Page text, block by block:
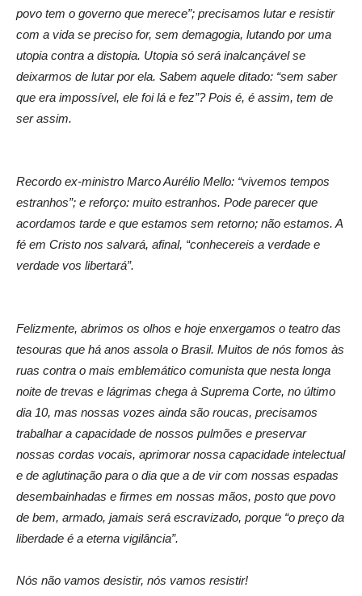
povo tem o governo que merece”; precisamos lutar e resistir
com a vida se preciso for, sem demagogia, lutando por uma
utopia contra a distopia. Utopia só será inalcançável se
deixarmos de lutar por ela. Sabem aquele ditado: “sem saber
que era impossível, ele foi lá e fez”? Pois é, é assim, tem de
ser assim.
Recordo ex-ministro Marco Aurélio Mello: “vivemos tempos
estranhos”; e reforço: muito estranhos. Pode parecer que
acordamos tarde e que estamos sem retorno; não estamos. A
fé em Cristo nos salvará, afinal, “conhecereis a verdade e
verdade vos libertará”.
Felizmente, abrimos os olhos e hoje enxergamos o teatro das
tesouras que há anos assola o Brasil. Muitos de nós fomos às
ruas contra o mais emblemático comunista que nesta longa
noite de trevas e lágrimas chega à Suprema Corte, no último
dia 10, mas nossas vozes ainda são roucas, precisamos
trabalhar a capacidade de nossos pulmões e preservar
nossas cordas vocais, aprimorar nossa capacidade intelectual
e de aglutinação para o dia que a de vir com nossas espadas
desembainhadas e firmes em nossas mãos, posto que povo
de bem, armado, jamais será escravizado, porque “o preço da
liberdade é a eterna vigilância”.
Nós não vamos desistir, nós vamos resistir!